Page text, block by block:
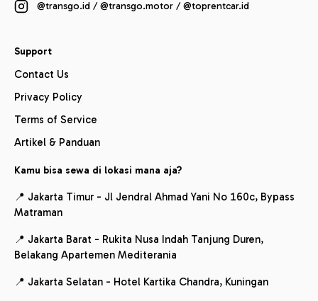
@transgo.id / @transgo.motor / @toprentcar.id
Support
Contact Us
Privacy Policy
Terms of Service
Artikel & Panduan
Kamu bisa sewa di lokasi mana aja?
📍 Jakarta Timur - Jl Jendral Ahmad Yani No 160c, Bypass
Matraman
📍 Jakarta Barat - Rukita Nusa Indah Tanjung Duren,
Belakang Apartemen Mediterania
📍 Jakarta Selatan - Hotel Kartika Chandra, Kuningan